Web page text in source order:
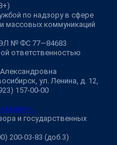
по надзору в сфере
массовых коммуникаций
№ ФС 77—84683
ответственностью
ул. Ленина, д. 12,
157-00-00
и государственных
200-03-83 (доб.3)